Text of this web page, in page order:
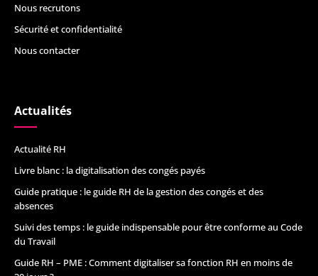
Nous recrutons
Sécurité et confidentialité
Nous contacter
Actualités
Actualité RH
Livre blanc : la digitalisation des congés payés
Guide pratique : le guide RH de la gestion des congés et des
absences
Suivi des temps : le guide indispensable pour être conforme au Code
du Travail
Guide RH – PME : Comment digitaliser sa fonction RH en moins de